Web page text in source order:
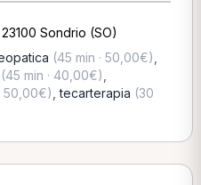
Sondrio (SO)
(45 min · 50,00€)
(45 min · 40,00€)
50,00€) ,tecarterapia (30